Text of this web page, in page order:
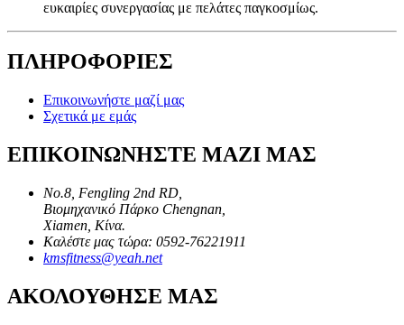
ευκαιρίες συνεργασίας με πελάτες παγκοσμίως.
ΠΛΗΡΟΦΟΡΙΕΣ
Επικοινωνήστε μαζί μας
Σχετικά με εμάς
ΕΠΙΚΟΙΝΩΝΗΣΤΕ ΜΑΖΙ ΜΑΣ
No.8, Fengling 2nd RD,
Βιομηχανικό Πάρκο Chengnan,
Xiamen, Κίνα.
Καλέστε μας τώρα: 0592-76221911
kmsfitness@yeah.net
ΑΚΟΛΟΥΘΗΣΕ ΜΑΣ